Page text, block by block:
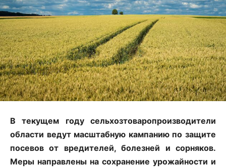
В текущем году сельхозтоваропроизводители
области ведут масштабную кампанию по защите
посевов от вредителей, болезней и сорняков.
Меры направлены на сохранение урожайности и